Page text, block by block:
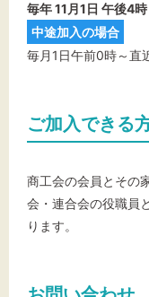
毎年 11月1日 午後4
中途加入の場合
毎月1日午前0時～直
ご加入できる
商工会の会員とその
会・連合会の役職員
ります。